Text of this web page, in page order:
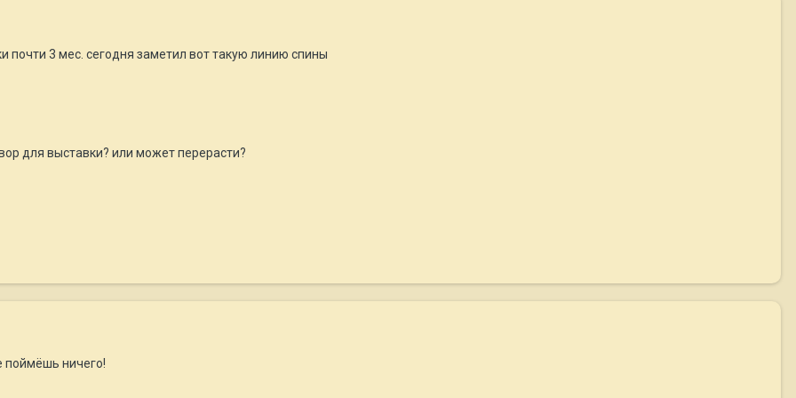
3 мес. сегодня заметил вот такую линию спины
для выставки? или может перерасти?
поймёшь ничего!